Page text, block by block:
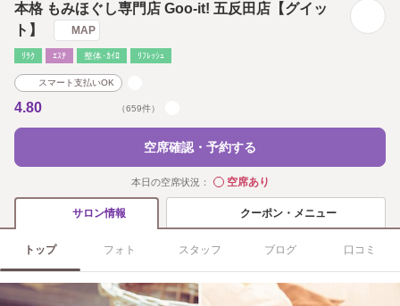
本格 もみほぐし専門店 Goo-it! 五反田店【グイッ
ト】
MAP
ﾘﾗｸ ｴｽﾃ 整体･ｶｲﾛ ﾘﾌﾚｯｼｭ
スマート支払いOK
4.80 （659件）
空席確認・予約する
本日の空席状況： ◯空席あり
サロン情報 クーポン・メニュー
トップ フォト スタッフ ブログ 口コミ